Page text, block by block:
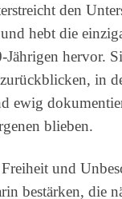
den
hebt die
Jährigen hervor.
in
ewig
blieben.
und
bestärken, die